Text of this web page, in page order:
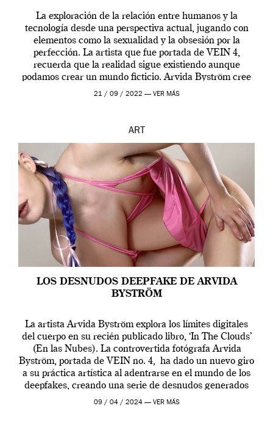
La exploración de la relación entre humanos y la
tecnología desde una perspectiva actual, jugando con
elementos como la sexualidad y la obsesión por la
perfección. La artista que fue portada de VEIN 4,
recuerda que la realidad sigue existiendo aunque
podamos crear un mundo ficticio. Arvida Byström cree
que los humanos tienen un complejo […]
21 / 09 / 2022 — VER MÁS
ART
LOS DESNUDOS DEEPFAKE DE ARVIDA
BYSTRÖM
La artista Arvida Byström explora los límites digitales
del cuerpo en su recién publicado libro, ‘In The Clouds’
(En las Nubes). La controvertida fotógrafa Arvida
Byström, portada de VEIN no. 4, ha dado un nuevo giro
a su práctica artística al adentrarse en el mundo de los
deepfakes, creando una serie de desnudos generados
por […]
09 / 04 / 2024 — VER MÁS